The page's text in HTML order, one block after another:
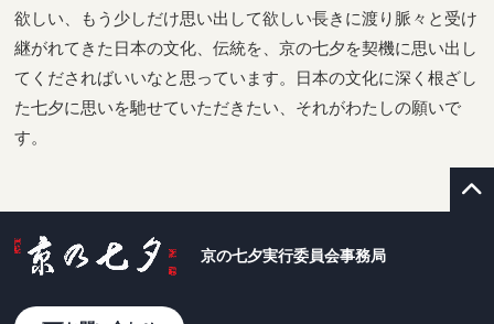
欲しい、もう少しだけ思い出して欲しい長きに渡り脈々と受け
継がれてきた日本の文化、伝統を、京の七夕を契機に思い出し
てくださればいいなと思っています。日本の文化に深く根ざし
た七夕に思いを馳せていただきたい、それがわたしの願いで
す。
京の七夕実行委員会事務局